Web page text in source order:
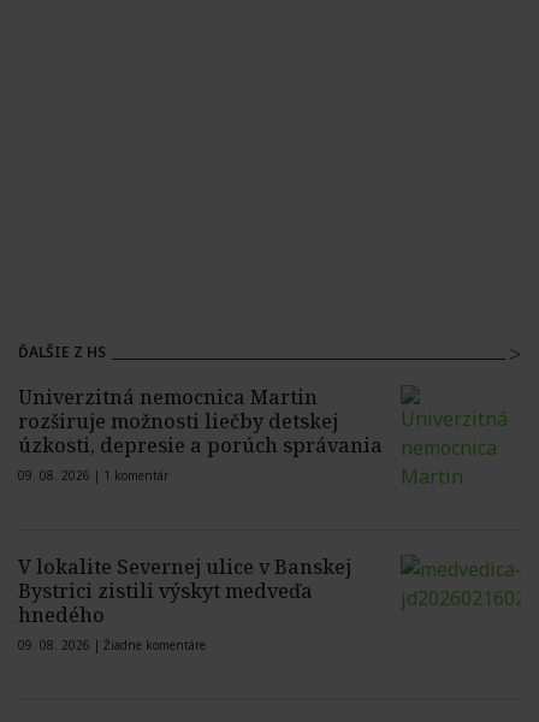
ĎALŠIE Z HS
Univerzitná nemocnica Martin
rozširuje možnosti liečby detskej
úzkosti, depresie a porúch správania
09. 08. 2026 | 1 komentár
V lokalite Severnej ulice v Banskej
Bystrici zistili výskyt medveďa
hnedého
09. 08. 2026 | Žiadne komentáre